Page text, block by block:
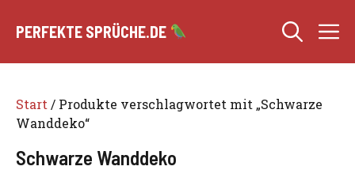
Inhalt
PERFEKTE SPRÜCHE.DE
Start / Produkte verschlagwortet mit „Schwarze
Wanddeko“
Schwarze Wanddeko